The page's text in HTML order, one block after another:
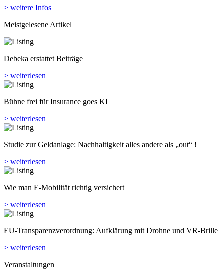
> weitere Infos
Meistgelesene Artikel
Debeka erstattet Beiträge
> weiterlesen
Bühne frei für Insurance goes KI
> weiterlesen
Studie zur Geldanlage: Nachhaltigkeit alles andere als „out“ !
> weiterlesen
Wie man E-Mobilität richtig versichert
> weiterlesen
EU-Transparenzverordnung: Aufklärung mit Drohne und VR-Brille
> weiterlesen
Veranstaltungen